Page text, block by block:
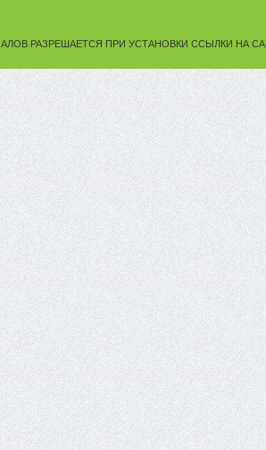
РАЗРЕШАЕТСЯ ПРИ УСТАНОВКИ ССЫЛКИ НА САЙТ